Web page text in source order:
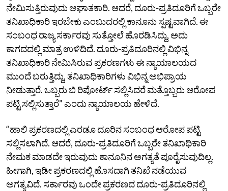
ನೇಮಿಸುತ್ತಿರುವುದು ಆಘಾತಕಾರಿ. ಆದರೆ, ದೂರು-ಪ್ರತಿದೂರಿಗೆ ಒಬ್ಬರೇ
ತನಿಖಾಧಿಕಾರಿ ಇರಬೇಕು ಎಂಬುದರಲ್ಲಿ ಕಾನೂನು ಸ್ಪಷ್ಟವಾಗಿದೆ. ಈ
ಸಂಬಂಧ ರಾಜ್ಯ ಸರ್ಕಾರವು ಸುತ್ತೋಲೆ ಹೊರಡಿಸಿದ್ದು, ಅದು
ಕಾಗದದಲ್ಲಿ ಮಾತ್ರ ಉಳಿದಿದೆ. ದೂರು-ಪ್ರತಿದೂರಿನಲ್ಲಿ ವಿಭಿನ್ನ
ತನಿಖಾಧಿಕಾರಿ ನೇಮಿಸಿರುವ ಪ್ರಕರಣಗಳು ಈ ನ್ಯಾಯಾಲಯದ
ಮುಂದೆ ಬರುತ್ತಿದ್ದು, ತನಿಖಾಧಿಕಾರಿಗಳು ವಿಭಿನ್ನ ಅಭಿಪ್ರಾಯ
ನೀಡುತ್ತಾರೆ. ಒಬ್ಬರು ಬಿ ರಿಪೋರ್ಟ್‌ ಸಲ್ಲಿಸಿದರೆ ಮತ್ತೊಬ್ಬರು ಆರೋಪ
ಪಟ್ಟಿ ಸಲ್ಲಿಸುತ್ತಾರೆ” ಎಂದು ನ್ಯಾಯಾಲಯ ಹೇಳಿದೆ.
“ಹಾಲಿ ಪ್ರಕರಣದಲ್ಲಿ ಎರಡೂ ದೂರಿನ ಸಂಬಂಧ ಆರೋಪ ಪಟ್ಟಿ
ಸಲ್ಲಿಸಲಾಗಿದೆ. ಆದರೆ, ದೂರು-ಪ್ರತಿದೂರಿಗೆ ಒಬ್ಬರೇ ತನಿಖಾಧಿಕಾರಿ
ನೇಮಕ ಮಾಡದೇ ಇರುವುದು ಕಾನೂನಿನ ಅಗತ್ಯತೆ ಪೂರೈಸುವುದಿಲ್ಲ.
ಹೀಗಾಗಿ, ಇಡೀ ಪ್ರಕರಣದಲ್ಲಿ ಹೊಸದಾಗಿ ತನಿಖೆ ನಡೆಯುವ
ಅಗತ್ಯವಿದೆ. ಸರ್ಕಾರವು ಒಂದೇ ಪ್ರಕರಣದ ದೂರು-ಪ್ರತಿದೂರಿನಲ್ಲಿ